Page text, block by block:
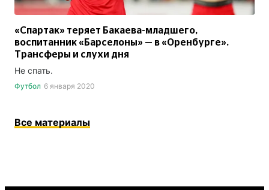
«Спартак» теряет Бакаева-младшего,
воспитанник «Барселоны» — в «Оренбурге».
Трансферы и слухи дня
Не спать.
Футбол 6 января 2020
Все материалы